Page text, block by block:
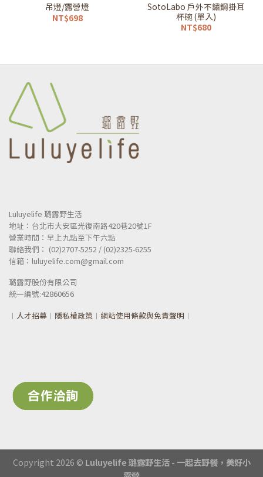
吊燈/露營燈
NT$698
SotoLabo 戶外不鏽鋼掛耳
杯碗 (單入)
NT$680
Luluyelife 璐露野生活
地址：台北市大安區光復南路420巷20號1F
營業時間：早上九點至下午六點
聯絡我們： (02)2707-5252 / (02)2325-6255
信箱：luluyelife.com@gmail.com
璐露野股份有限公司
統一編號:42860656
︱ 人才招募 ︱ 隱私權政策 ︱ 網站使用條款與免責聲明 ︱
Copyright 2026 © Luluyelife 璐露野生活 - 一起去野餐，美好小